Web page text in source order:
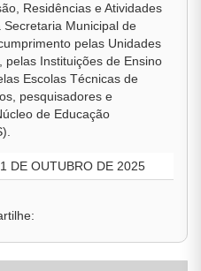
Residências e Atividades
Municipal de
pelas Unidades
pelas Instituições de Ensino
Escolas Técnicas de
pesquisadores e
de Educação
DE OUTUBRO DE 2025